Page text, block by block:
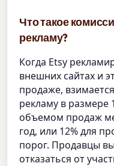
Что такое
рекламу?
Когда Etsy
внешних сайтах и
продаже,
рекламу в размере
объемом продаж
год, или 12% для
порог. Продавцы
отказаться от